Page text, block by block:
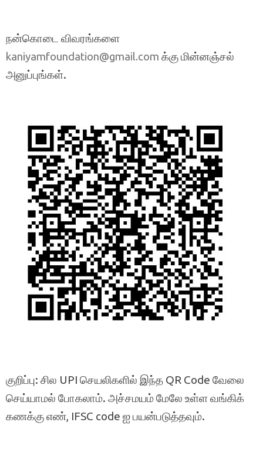
நன்கொடை விவரங்களை
kaniyamfoundation@gmail.com க்கு மின்னஞ்சல்
அனுப்புங்கள்.
குறிப்பு: சில UPI செயலிகளில் இந்த QR Code வேலை
செய்யாமல் போகலாம். அச்சமயம் மேலே உள்ள வங்கிக்
கணக்கு எண், IFSC code ஐ பயன்படுத்தவும்.